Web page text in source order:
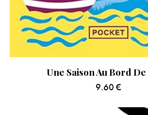
Une Saison Au Bord De
9.60 €